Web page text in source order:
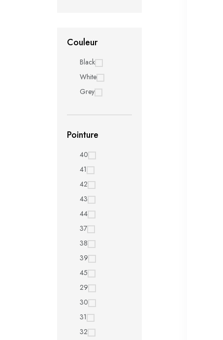
Couleur
Black
White
Grey
Pointure
40
41
42
43
44
37
38
39
45
29
30
31
32